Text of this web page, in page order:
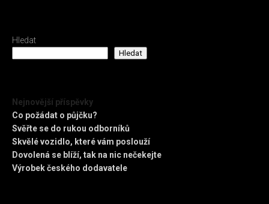
Hledat
Hledat
Nejnovější příspěvky
Co požádat o půjčku?
Svěřte se do rukou odborníků
Skvělé vozidlo, které vám poslouží
Dovolená se blíží, tak na nic nečekejte
Výrobek českého dodavatele